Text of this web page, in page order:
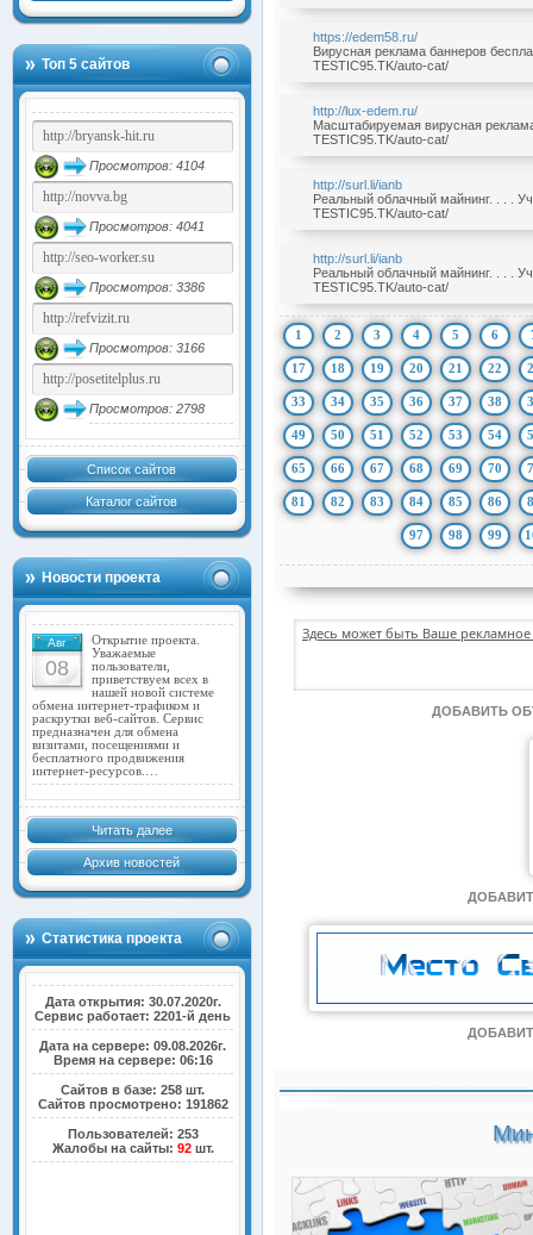
Топ 5 сайтов
Просмотров: 4104
Просмотров: 4041
Просмотров: 3386
Просмотров: 3166
Просмотров: 2798
Список сайтов
Каталог сайтов
Новости проекта
Авг
08
Открытие проекта.
Уважаемые
пользователи,
приветствуем всех в
нашей новой системе
обмена интернет-трафиком и
раскрутки веб-сайтов. Сервис
предназначен для обмена
визитами, посещениями и
бесплатного продвижения
интернет-ресурсов.…
Читать далее
Архив новостей
Статистика проекта
Дата открытия: 30.07.2020г.
Сервис работает: 2201-й день
Дата на сервере: 09.08.2026г.
Время на сервере: 06:16
Сайтов в базе: 258 шт.
Сайтов просмотрено: 191862
Пользователей: 253
Жалобы на сайты: 92шт.
https://edem58.ru/
Вирусная реклама баннеров
TESTIC95.TK/auto-cat/
http://lux-edem.ru/
Масштабируемая вирусная
TESTIC95.TK/auto-cat/
http://surl.li/ianb
Реальный облачный майнинг. . . .
TESTIC95.TK/auto-cat/
http://surl.li/ianb
Реальный облачный майнинг. . . .
TESTIC95.TK/auto-cat/
1 2 3 4 5 6
17 18 19 20 21 22
33 34 35 36 37 38
49 50 51 52 53 54
65 66 67 68 69 70
81 82 83 84 85 86
97 98 99
Здесь может быть Ваше
ДОБАВИТЬ